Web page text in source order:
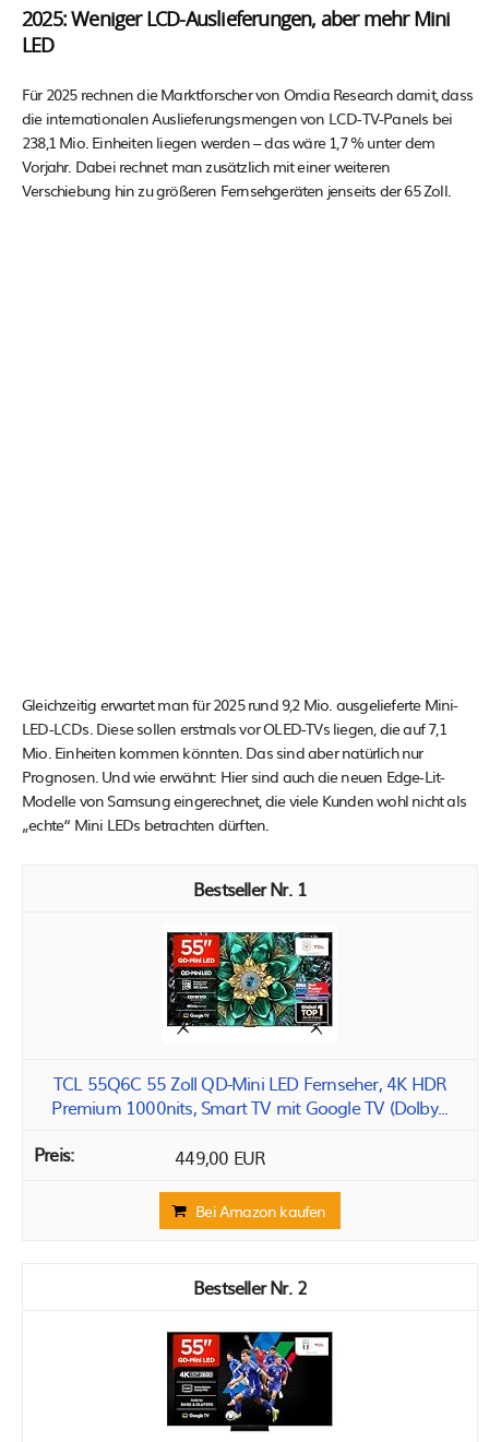
2025: Weniger LCD-Auslieferungen, aber mehr Mini
LED
Für 2025 rechnen die Marktforscher von Omdia Research damit, dass
die internationalen Auslieferungsmengen von LCD-TV-Panels bei
238,1 Mio. Einheiten liegen werden – das wäre 1,7 % unter dem
Vorjahr. Dabei rechnet man zusätzlich mit einer weiteren
Verschiebung hin zu größeren Fernsehgeräten jenseits der 65 Zoll.
Gleichzeitig erwartet man für 2025 rund 9,2 Mio. ausgelieferte Mini-
LED-LCDs. Diese sollen erstmals vor OLED-TVs liegen, die auf 7,1
Mio. Einheiten kommen könnten. Das sind aber natürlich nur
Prognosen. Und wie erwähnt: Hier sind auch die neuen Edge-Lit-
Modelle von Samsung eingerechnet, die viele Kunden wohl nicht als
„echte“ Mini LEDs betrachten dürften.
1
TCL 55Q6C 55 Zoll QD-Mini LED Fernseher, 4K HDR
Premium 1000nits, Smart TV mit Google TV (Dolby...
449,00 EUR
Bei Amazon kaufen
2